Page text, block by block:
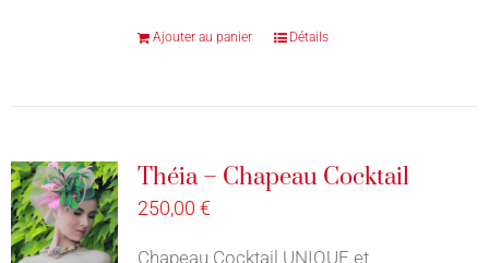
Ajouter au panier Détails
Théia – Chapeau Cocktail
250,00 €
Chapeau Cocktail UNIQUE et